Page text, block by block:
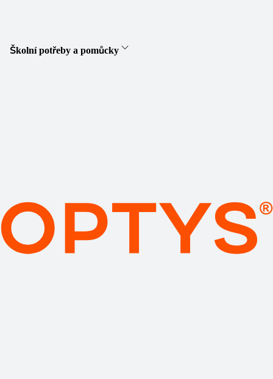
Školní potřeby a pomůcky